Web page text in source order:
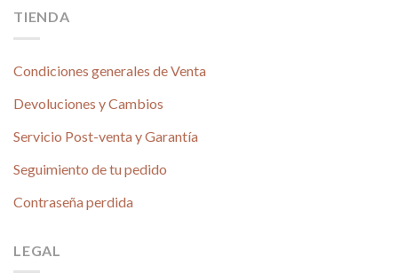
TIENDA
Condiciones generales de Venta
Devoluciones y Cambios
Servicio Post-venta y Garantía
Seguimiento de tu pedido
Contraseña perdida
LEGAL